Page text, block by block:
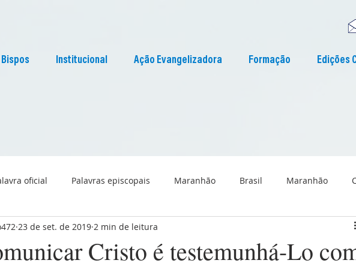
Bispos Institucional Ação Evangelizadora Formação Edições
oficial Palavras episcopais Maranhão Brasil Maranhão
Liturgia Pascom Maranhão
Cristo é testemunhá-Lo
23 de set. de 2019 2 min de leitura